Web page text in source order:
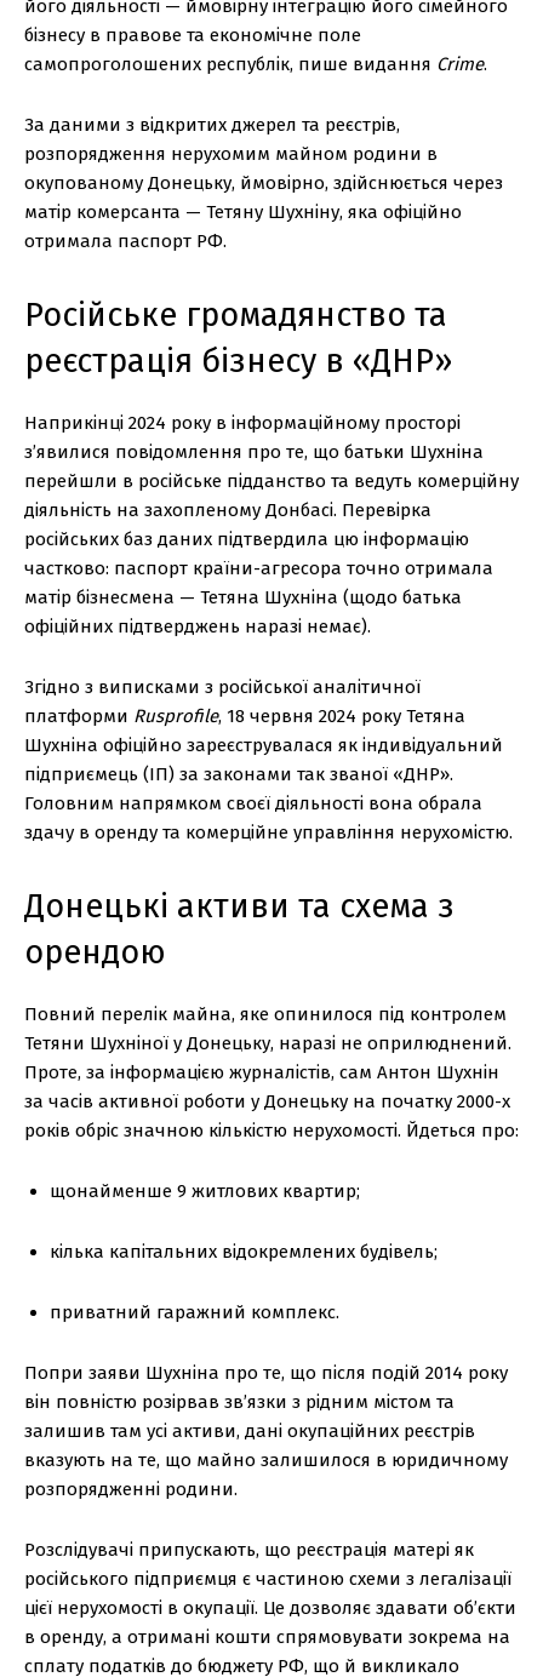
його діяльності — ймовірну інтеграцію його сімейного
бізнесу в правове та економічне поле
самопроголошених республік, пише видання Crime.
За даними з відкритих джерел та реєстрів,
розпорядження нерухомим майном родини в
окупованому Донецьку, ймовірно, здійснюється через
матір комерсанта — Тетяну Шухніну, яка офіційно
отримала паспорт РФ.
Російське громадянство та
реєстрація бізнесу в «ДНР»
Наприкінці 2024 року в інформаційному просторі
з’явилися повідомлення про те, що батьки Шухніна
перейшли в російське підданство та ведуть комерційну
діяльність на захопленому Донбасі. Перевірка
російських баз даних підтвердила цю інформацію
частково: паспорт країни-агресора точно отримала
матір бізнесмена — Тетяна Шухніна (щодо батька
офіційних підтверджень наразі немає).
Згідно з виписками з російської аналітичної
платформи Rusprofile, 18 червня 2024 року Тетяна
Шухніна офіційно зареєструвалася як індивідуальний
підприємець (ІП) за законами так званої «ДНР».
Головним напрямком своєї діяльності вона обрала
здачу в оренду та комерційне управління нерухомістю.
Донецькі активи та схема з
орендою
Повний перелік майна, яке опинилося під контролем
Тетяни Шухніної у Донецьку, наразі не оприлюднений.
Проте, за інформацією журналістів, сам Антон Шухнін
за часів активної роботи у Донецьку на початку 2000-х
років обріс значною кількістю нерухомості. Йдеться про:
щонайменше 9 житлових квартир;
кілька капітальних відокремлених будівель;
приватний гаражний комплекс.
Попри заяви Шухніна про те, що після подій 2014 року
він повністю розірвав зв’язки з рідним містом та
залишив там усі активи, дані окупаційних реєстрів
вказують на те, що майно залишилося в юридичному
розпорядженні родини.
Розслідувачі припускають, що реєстрація матері як
російського підприємця є частиною схеми з легалізації
цієї нерухомості в окупації. Це дозволяє здавати об’єкти
в оренду, а отримані кошти спрямовувати зокрема на
сплату податків до бюджету РФ, що й викликало